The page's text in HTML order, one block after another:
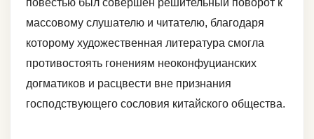
повестью был совершен решительный поворот к
массовому слушателю и читателю, благодаря
которому художественная литература смогла
противостоять гонениям неоконфуцианских
догматиков и расцвести вне признания
господствующего сословия китайского общества.